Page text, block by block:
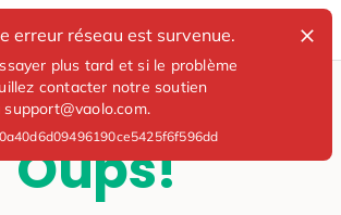
erreur réseau est survenue.
plus tard et si le problème
contacter notre soutien
Oups!